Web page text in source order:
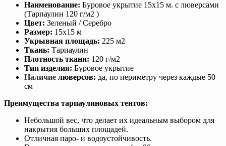
Наименование: Буровое укрытие 15х15 м. с люверсами
(Тарпаулин 120 г/м2 )
Цвет: Зеленый / Серебро
Размер: 15х15 м
Укрывная площадь: 225 м2
Ткань: Тарпаулин
Плотность ткани: 120 г/м2
Тип изделия: Буровое укрытие
Наличие люверсов: да, по периметру через каждые 50
см
Преимущества тарпаулиновых тентов:
Небольшой вес, что делает их идеальным выбором для
накрытия больших площадей.
Отличная паро- и водоустойчивость.